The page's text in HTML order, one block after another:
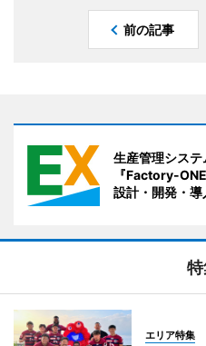
前の記事
生産管理シス
『Factory-
設計・開発・導
エリア特集